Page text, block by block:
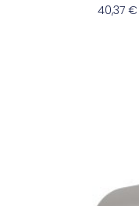
40,37 €